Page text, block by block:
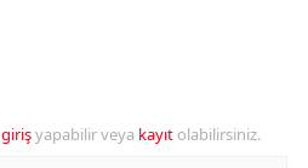
girişyapabilir veya kayıt olabilirsiniz.